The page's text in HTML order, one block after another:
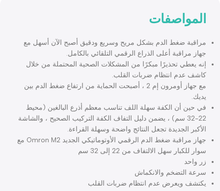
ضغط الدم بشكل مريح وسريع ودقيق أصبح الآن أسهل مع
مراقبة أعلى الذراع الرقمي التلقائي بالكامل.
يعطي تحذيرًا مبكرًا من المشكلات الصحية المحتملة من خلال
عدم انتظام ضربات القلب.
مع جهاز أومرون إم 2 ، أصبحت الحماية من ارتفاع ضغط الدم بين
حين أن الكفة سهلة اللف تناسب معظم أذرع البالغين (محيط
22-32 سم) ، يضمن دليل التفاف الكفة التركيب الصحيح ، والشاشة